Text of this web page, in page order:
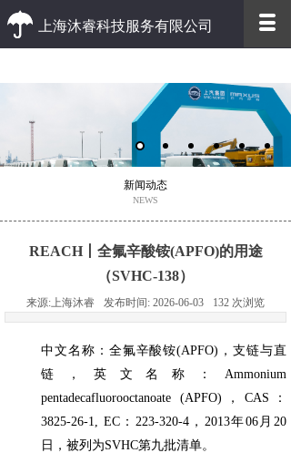
上海沐睿科技服务有限公司
优质的客户服务 高效的办事效率
新闻动态
NEWS
REACH丨‌全氟辛酸铵(APFO)的用途
（SVHC-138）
来源:上海沐睿 发布时间: 2026-06-03 132 次浏览
中文名称：全氟辛酸铵(APFO)，支链与直
链，英文名称：Ammonium
pentadecafluorooctanoate (APFO)，CAS：
3825-26-1, EC：223-320-4，2013年06月20
日，被列为SVHC第九批清单。